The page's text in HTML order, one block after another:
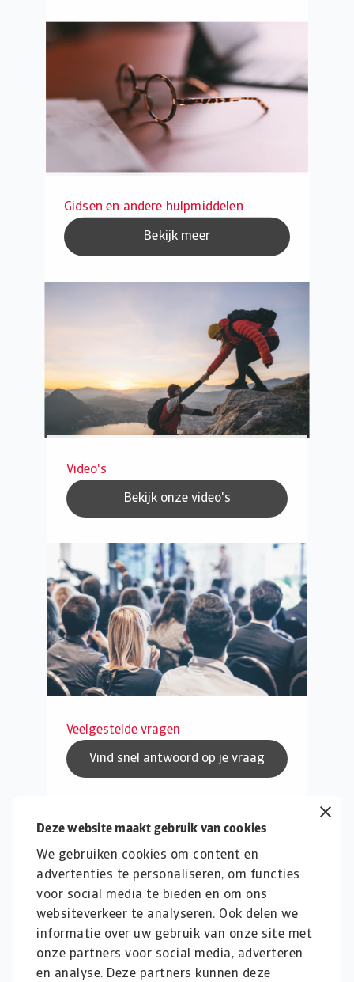
Deze website maakt gebruik van cookies
We gebruiken cookies om content en
advertenties te personaliseren, om functies
voor social media te bieden en om ons
websiteverkeer te analyseren. Ook delen we
informatie over uw gebruik van onze site met
onze partners voor social media, adverteren
en analyse. Deze partners kunnen deze
Gidsen en andere hulpmiddelen
Bekijk meer
Video's
Bekijk onze video's
Veelgestelde vragen
Vind snel antwoord op je vraag